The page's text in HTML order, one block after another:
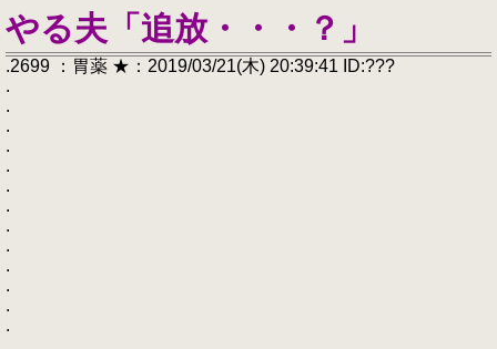
やる夫「追放・・・？」
.2699 ：胃薬 ★：2019/03/21(木) 20:39:41 ID:???
.
.
.
.
.
.
.
.
.
.
.
.
.